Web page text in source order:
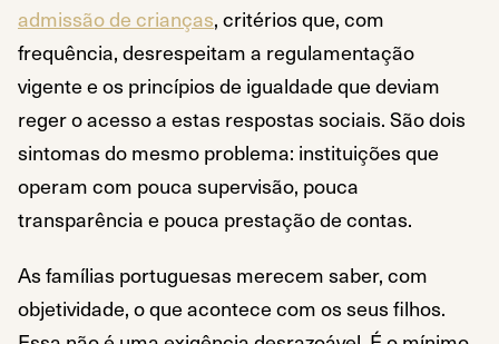
admissão de crianças, critérios que, com
frequência, desrespeitam a regulamentação
vigente e os princípios de igualdade que deviam
reger o acesso a estas respostas sociais. São dois
sintomas do mesmo problema: instituições que
operam com pouca supervisão, pouca
transparência e pouca prestação de contas.
As famílias portuguesas merecem saber, com
objetividade, o que acontece com os seus filhos.